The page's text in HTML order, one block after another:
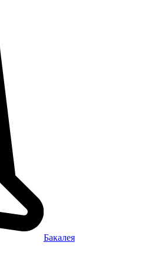
Бакалея